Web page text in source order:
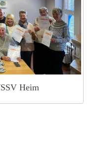
Heim